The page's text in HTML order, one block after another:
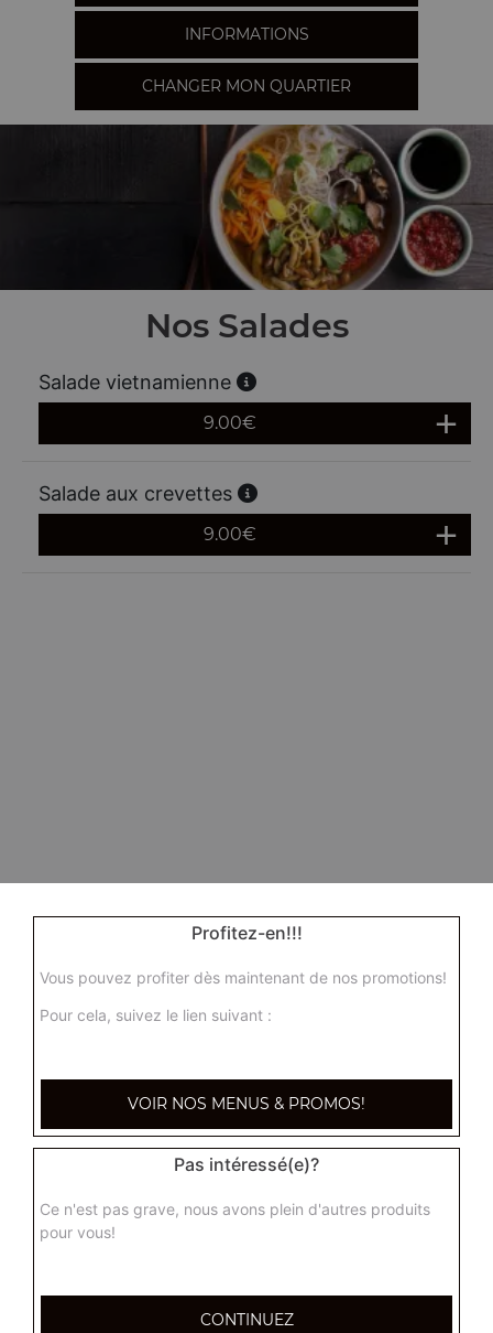
INFORMATIONS
CHANGER MON QUARTIER
Nos Salades
Salade vietnamienne
9.00€
Salade aux crevettes
9.00€
Profitez-en!!!
Vous pouvez profiter dès maintenant de nos promotions!
Pour cela, suivez le lien suivant :
VOIR NOS MENUS & PROMOS!
Pas intéressé(e)?
Ce n'est pas grave, nous avons plein d'autres produits
pour vous!
CONTINUEZ